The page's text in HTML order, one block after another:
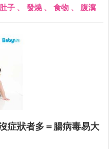
子 、 發燒、 食物 、 腹瀉
症狀者多＝腸病毒易大